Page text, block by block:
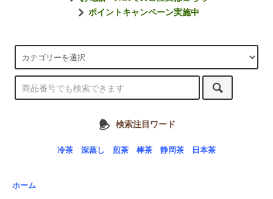
ポイントキャンペーン実施中
検索注目ワード
冷茶 深蒸し 煎茶 棒茶 静岡茶 日本茶
ホーム